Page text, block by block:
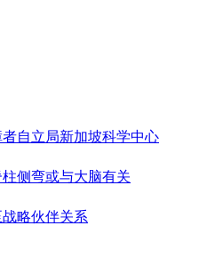
自立局新加坡科学中心
侧弯或与大脑有关
略伙伴关系